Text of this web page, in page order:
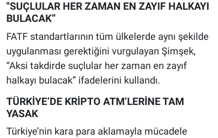
"SUÇLULAR HER ZAMAN EN ZAYIF HALKAYI
BULACAK”
FATF standartlarının tüm ülkelerde aynı şekilde
uygulanması gerektiğini vurgulayan Şimşek,
“Aksi takdirde suçlular her zaman en zayıf
halkayı bulacak” ifadelerini kullandı.
TÜRKİYE’DE KRİPTO ATM’LERİNE TAM
YASAK
Türkiye’nin kara para aklamayla mücadele